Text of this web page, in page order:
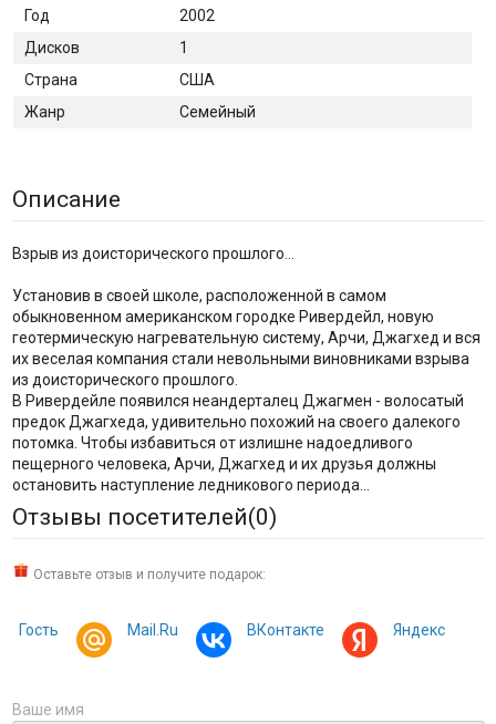
Год
2002
Дисков
1
Страна
США
Жанр
Семейный
Описание
Взрыв из доисторического прошлого...
Установив в своей школе, расположенной в самом
обыкновенном американском городке Ривердейл, новую
геотермическую нагревательную систему, Арчи, Джагхед и вся
их веселая компания стали невольными виновниками взрыва
из доисторического прошлого.
В Ривердейле появился неандерталец Джагмен - волосатый
предок Джагхеда, удивительно похожий на своего далекого
потомка. Чтобы избавиться от излишне надоедливого
пещерного человека, Арчи, Джагхед и их друзья должны
остановить наступление ледникового периода…
Отзывы посетителей(0)
Оставьте отзыв и получите подарок:
Гость Mail.Ru ВКонтакте Яндекс
Ваше имя